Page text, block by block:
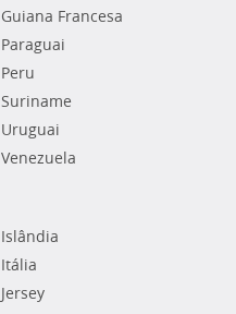
Guiana Francesa
Paraguai
Peru
Suriname
Uruguai
Venezuela
Islândia
Itália
Jersey